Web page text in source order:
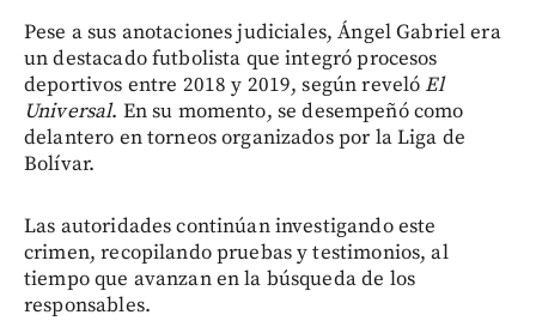
Pese a sus anotaciones judiciales, Ángel Gabriel era
un destacado futbolista que integró procesos
deportivos entre 2018 y 2019, según revelóEl
Universal. En su momento, se desempeñó como
delantero en torneos organizados por la Liga de
Bolívar.
Las autoridades continúan investigando este
crimen, recopilando pruebas y testimonios, al
tiempo que avanzan en la búsqueda de los
responsables.